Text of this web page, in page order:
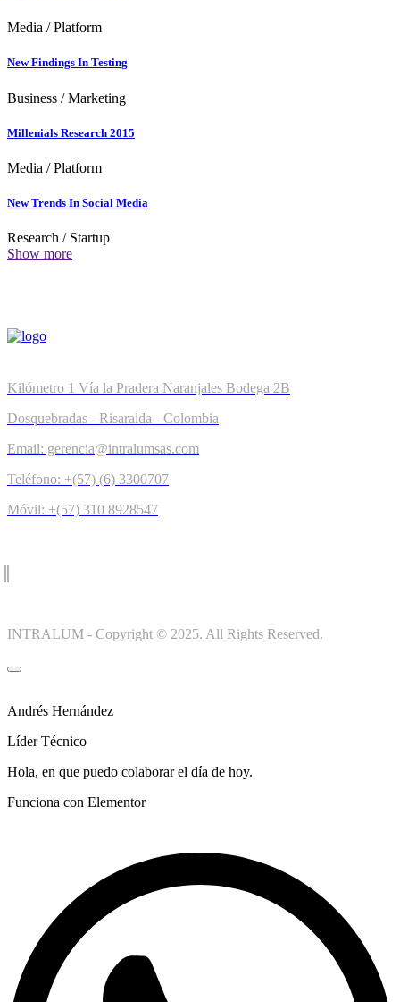
Media / Platform
New Findings In Testing
Business / Marketing
Millenials Research 2015
Media / Platform
New Trends In Social Media
Research / Startup
Show more
Kilómetro 1 Vía la Pradera Naranjales Bodega 2B
Dosquebradas - Risaralda - Colombia
Email: gerencia@intralumsas.com
Teléfono: +(57) (6) 3300707
Móvil: +(57) 310 8928547
INTRALUM - Copyright © 2025. All Rights Reserved.
Andrés Hernández
Líder Técnico
Hola, en que puedo colaborar el día de hoy.
Funciona con Elementor